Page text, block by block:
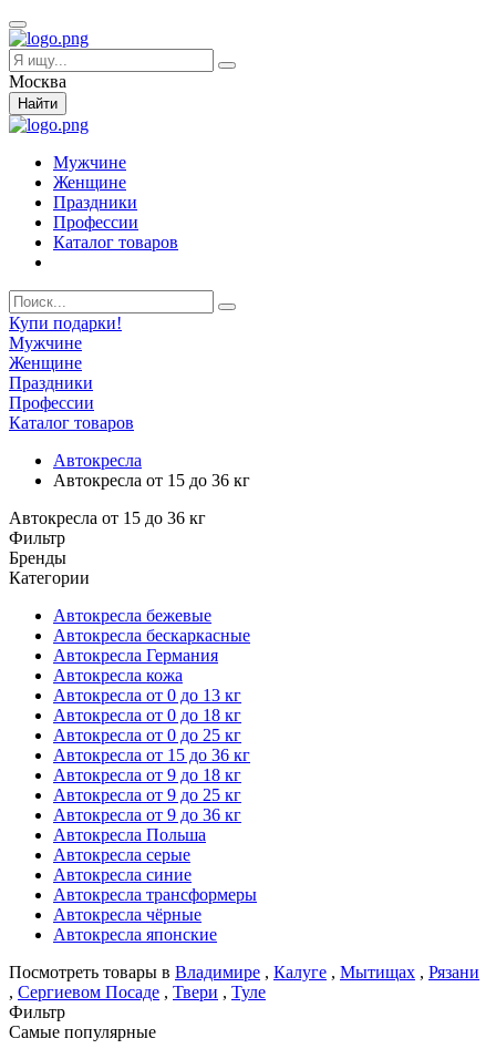
Москва
Найти
Мужчине
Женщине
Праздники
Профессии
Каталог товаров
Купи подарки!
Мужчине
Женщине
Праздники
Профессии
Каталог товаров
Автокресла
Автокресла от 15 до 36 кг
Автокресла от 15 до 36 кг
Фильтр
Бренды
Категории
Автокресла бежевые
Автокресла бескаркасные
Автокресла Германия
Автокресла кожа
Автокресла от 0 до 13 кг
Автокресла от 0 до 18 кг
Автокресла от 0 до 25 кг
Автокресла от 15 до 36 кг
Автокресла от 9 до 18 кг
Автокресла от 9 до 25 кг
Автокресла от 9 до 36 кг
Автокресла Польша
Автокресла серые
Автокресла синие
Автокресла трансформеры
Автокресла чёрные
Автокресла японские
Посмотреть товары в Владимире , Калуге , Мытищах , Рязани
, Сергиевом Посаде , Твери , Туле
Фильтр
Самые популярные